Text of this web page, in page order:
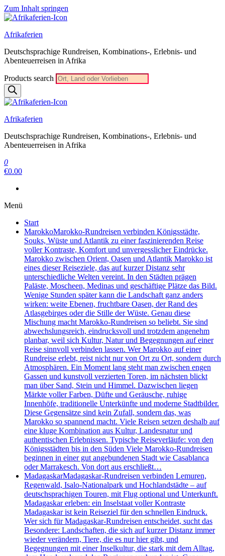
Zum Inhalt springen
Afrikaferien
Deutschsprachige Rundreisen, Kombinations-, Erlebnis- und
Abenteuerreisen in Afrika
Products search
Afrikaferien
Deutschsprachige Rundreisen, Kombinations-, Erlebnis- und
Abenteuerreisen in Afrika
0
€0.00
Menü
Start
MarokkoMarokko-Rundreisen verbinden Königsstädte,
Souks, Wüste und Atlantik zu einer faszinierenden Reise
voller Kontraste, Komfort und unvergesslicher Eindrücke.
Marokko zwischen Orient, Oasen und Atlantik Marokko ist
eines dieser Reiseziele, das auf kurzer Distanz sehr
unterschiedliche Welten vereint. In den Städten prägen
Paläste, Moscheen, Medinas und geschäftige Plätze das Bild.
Wenige Stunden später kann die Landschaft ganz anders
wirken: weite Ebenen, fruchtbare Oasen, der Rand des
Atlasgebirges oder die Stille der Wüste. Genau diese
Mischung macht Marokko-Rundreisen so beliebt. Sie sind
abwechslungsreich, eindrucksvoll und trotzdem angenehm
planbar, weil sich Kultur, Natur und Begegnungen auf einer
Reise sinnvoll verbinden lassen. Wer Marokko auf einer
Rundreise erlebt, reist nicht nur von Ort zu Ort, sondern durch
Atmosphären. Ein Moment lang steht man zwischen engen
Gassen und kunstvoll verzierten Toren, im nächsten blickt
man über Sand, Stein und Himmel. Dazwischen liegen
Märkte voller Farben, Düfte und Geräusche, ruhige
Innenhöfe, traditionelle Unterkünfte und moderne Stadtbilder.
Diese Gegensätze sind kein Zufall, sondern das, was
Marokko so spannend macht. Viele Reisen setzen deshalb auf
eine kluge Kombination aus Kultur, Landesnatur und
authentischen Erlebnissen. Typische Reiseverläufe: von den
Königsstädten bis in den Süden Viele Marokko-Rundreisen
beginnen in einer gut angebundenen Stadt wie Casablanca
oder Marrakesch. Von dort aus erschließt…
MadagaskarMadagaskar-Rundreisen verbinden Lemuren,
Regenwald, Isalo-Nationalpark und Hochlandstädte – auf
deutschsprachigen Touren, mit Flug optional und Unterkunft.
Madagaskar erleben: ein Inselstaat voller Kontraste
Madagaskar ist kein Reiseziel für den schnellen Eindruck.
Wer sich für Madagaskar-Rundreisen entscheidet, sucht das
Besondere: Landschaften, die sich auf kurzer Distanz immer
wieder verändern, Tiere, die es nur hier gibt, und
Begegnungen mit einer Inselkultur, die stark mit dem Alltag,